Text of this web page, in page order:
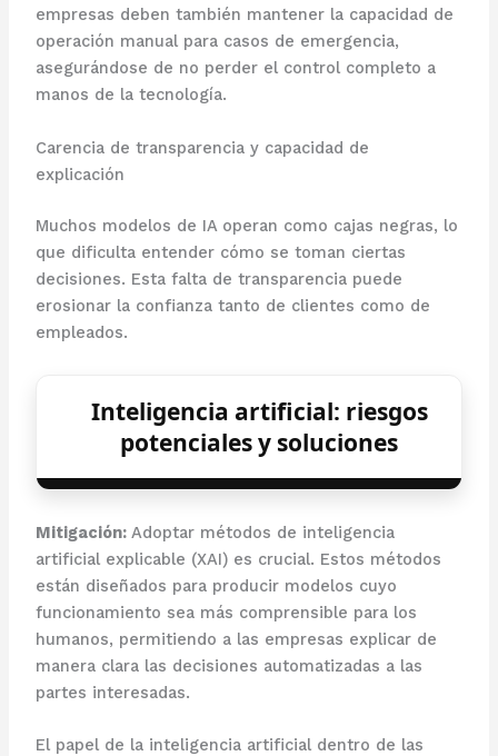
empresas deben también mantener la capacidad de
operación manual para casos de emergencia,
asegurándose de no perder el control completo a
manos de la tecnología.
Carencia de transparencia y capacidad de
explicación
Muchos modelos de IA operan como cajas negras, lo
que dificulta entender cómo se toman ciertas
decisiones. Esta falta de transparencia puede
erosionar la confianza tanto de clientes como de
empleados.
Inteligencia artificial: riesgos
potenciales y soluciones
Mitigación:Adoptar métodos de inteligencia
artificial explicable (XAI) es crucial. Estos métodos
están diseñados para producir modelos cuyo
funcionamiento sea más comprensible para los
humanos, permitiendo a las empresas explicar de
manera clara las decisiones automatizadas a las
partes interesadas.
El papel de la inteligencia artificial dentro de las